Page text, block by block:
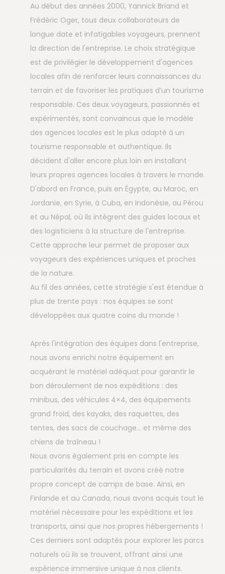
Au début des années 2000, Yannick Briand et
Frédéric Oger, tous deux collaborateurs de
longue date et infatigables voyageurs, prennent
la direction de l'entreprise. Le choix stratégique
est de privilégier le développement d'agences
locales afin de renforcer leurs connaissances du
terrain et de favoriser les pratiques d’un tourisme
responsable. Ces deux voyageurs, passionnés et
expérimentés, sont convaincus que le modèle
des agences locales est le plus adapté à un
tourisme responsable et authentique. Ils
décident d'aller encore plus loin en installant
leurs propres agences locales à travers le monde.
D'abord en France, puis en Égypte, au Maroc, en
Jordanie, en Syrie, à Cuba, en Indonésie, au Pérou
et au Népal, où ils intègrent des guides locaux et
des logisticiens à la structure de l'entreprise.
Cette approche leur permet de proposer aux
voyageurs des expériences uniques et proches
de la nature.
Au fil des années, cette stratégie s'est étendue à
plus de trente pays : nos équipes se sont
développées aux quatre coins du monde !
Après l'intégration des équipes dans l'entreprise,
nous avons enrichi notre équipement en
acquérant le matériel adéquat pour garantir le
bon déroulement de nos expéditions : des
minibus, des véhicules 4×4, des équipements
grand froid, des kayaks, des raquettes, des
tentes, des sacs de couchage... et même des
chiens de traîneau !
Nous avons également pris en compte les
particularités du terrain et avons créé notre
propre concept de camps de base. Ainsi, en
Finlande et au Canada, nous avons acquis tout le
matériel nécessaire pour les expéditions et les
transports, ainsi que nos propres hébergements !
Ces derniers sont adaptés pour explorer les parcs
naturels où ils se trouvent, offrant ainsi une
expérience immersive unique à nos clients.